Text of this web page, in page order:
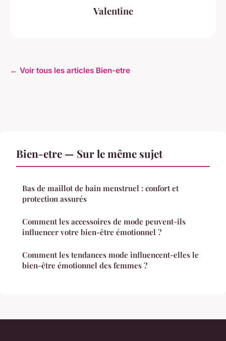
Valentine
← Voir tous les articles Bien-etre
Bien-etre — Sur le même sujet
Bas de maillot de bain menstruel : confort et
protection assurés
Comment les accessoires de mode peuvent-ils
influencer votre bien-être émotionnel ?
Comment les tendances mode influencent-elles le
bien-être émotionnel des femmes ?